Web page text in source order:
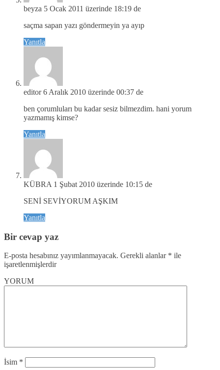
beyza 5 Ocak 2011 üzerinde 18:19 de
saçma sapan yazı göndermeyin ya ayıp
Yanıtla
editor 6 Aralık 2010 üzerinde 00:37 de
ben çorumluları bu kadar sesiz bilmezdim. hani yorum
yazmamış kimse?
Yanıtla
KÜBRA 1 Şubat 2010 üzerinde 10:15 de
SENİ SEVİYORUM AŞKIM
Yanıtla
Bir cevap yaz
E-posta hesabınız yayımlanmayacak. Gerekli alanlar * ile
işaretlenmişlerdir
YORUM
İsim *